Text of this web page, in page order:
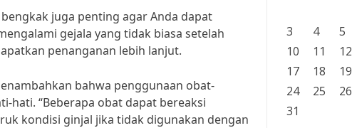
juga penting agar Anda dapat
gejala yang tidak biasa setelah
penanganan lebih lanjut.
bahwa penggunaan obat-
hati. “Beberapa obat dapat bereaksi
kondisi ginjal jika tidak digunakan dengan
3
4 5
10
11 12
17
18 19
24
25 26
31